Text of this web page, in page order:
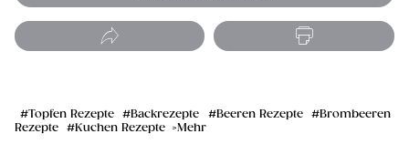
Topfen Rezepte Backrezepte Beeren Rezepte
Brombeeren
Rezepte
Kuchen Rezepte Mehr